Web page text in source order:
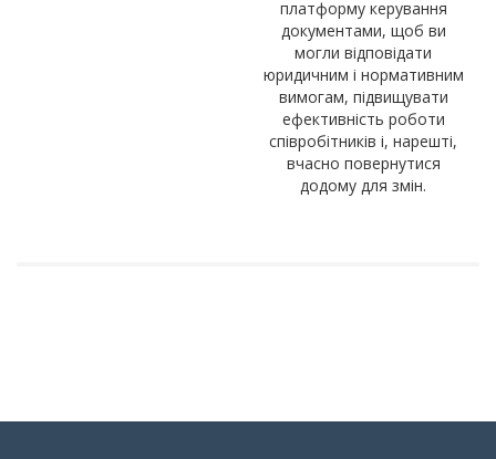
платформу керування
документами, щоб ви
могли відповідати
юридичним і нормативним
вимогам, підвищувати
ефективність роботи
співробітників і, нарешті,
вчасно повернутися
додому для змін.